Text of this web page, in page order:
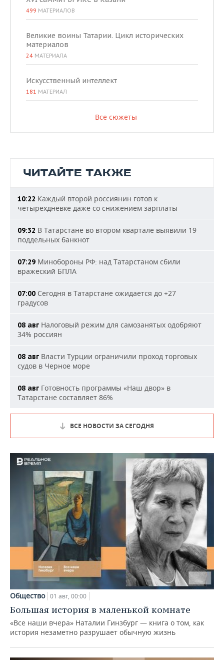
499 МАТЕРИАЛОВ
Великие воины Татарии. Цикл исторических
материалов
24 МАТЕРИАЛА
Искусственный интеллект
181 МАТЕРИАЛ
Все сюжеты
ЧИТАЙТЕ ТАКЖЕ
10:22 Каждый второй россиянин готов к
четырехдневке даже со снижением зарплаты
09:32 В Татарстане во втором квартале выявили 19
поддельных банкнот
07:29 Минобороны РФ: над Татарстаном сбили
вражеский БПЛА
07:00 Сегодня в Татарстане ожидается до +27
градусов
08 авг Налоговый режим для самозанятых одобряют
34% россиян
08 авг Власти Турции ограничили проход торговых
судов в Черное море
08 авг Готовность программы «Наш двор» в
Татарстане составляет 86%
ВСЕ НОВОСТИ ЗА СЕГОДНЯ
Общество 01 авг, 00:00
Большая история в маленькой комнате
«Все наши вчера» Наталии Гинзбург — книга о том, как
история незаметно разрушает обычную жизнь